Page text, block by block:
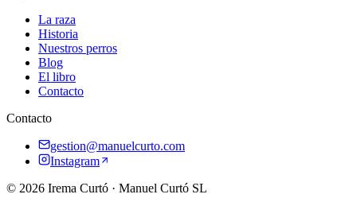
La raza
Historia
Nuestros perros
Blog
El libro
Contacto
Contacto
gestion@manuelcurto.com
Instagram
© 2026 Irema Curtó · Manuel Curtó SL